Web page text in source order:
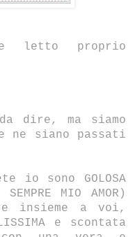
letto proprio
dire, ma siamo
ne siano passati
io sono GOLOSA
SEMPRE MIO AMOR)
insieme a voi,
e scontata